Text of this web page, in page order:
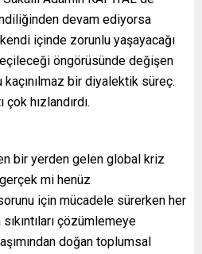
devam ediyorsa
içinde zorunlu yaşayacağı
öngörüsünde değişen
bir diyalektik süreç.
hızlandırdı.
bir yerden gelen global kriz
gerçek mi henüz
için mücadele sürerken her
çözümlemeye
doğan toplumsal